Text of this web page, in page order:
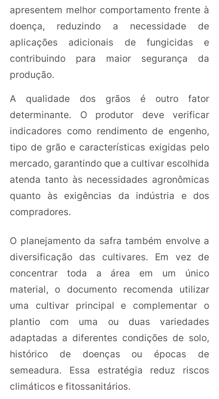
apresentem melhor comportamento frente à
doença, reduzindo a necessidade de
aplicações adicionais de fungicidas e
contribuindo para maior segurança da
produção.
A qualidade dos grãos é outro fator
determinante. O produtor deve verificar
indicadores como rendimento de engenho,
tipo de grão e características exigidas pelo
mercado, garantindo que a cultivar escolhida
atenda tanto às necessidades agronômicas
quanto às exigências da indústria e dos
compradores.
O planejamento da safra também envolve a
diversificação das cultivares. Em vez de
concentrar toda a área em um único
material, o documento recomenda utilizar
uma cultivar principal e complementar o
plantio com uma ou duas variedades
adaptadas a diferentes condições de solo,
histórico de doenças ou épocas de
semeadura. Essa estratégia reduz riscos
climáticos e fitossanitários.